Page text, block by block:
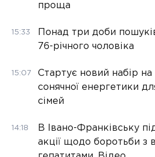
проща
15:33
Понад три доби
76-річного чоловіка
15:07
Стартує новий набір на
сонячної енергетики
сімей
14:18
В Івано-Франківську
акції щодо боротьби з